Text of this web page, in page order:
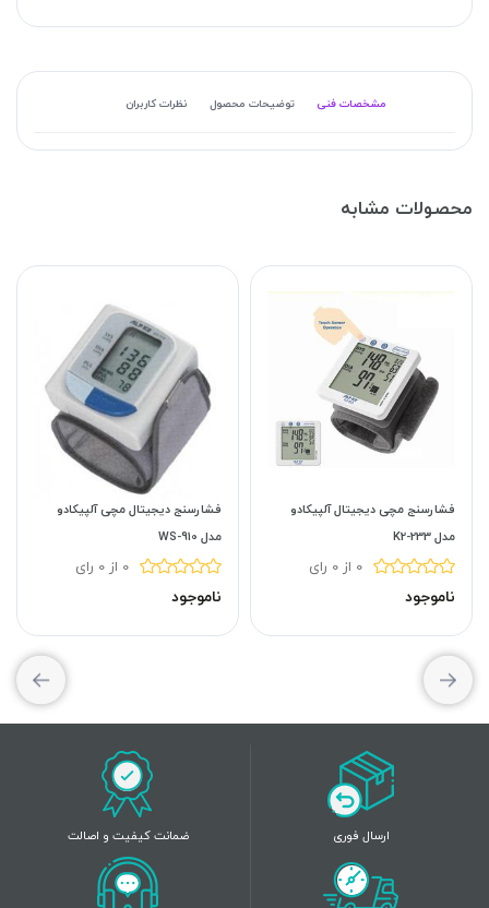
مشخصات فنی توضیحات محصول نظرات کاربران
محصولات مشابه
فشارسنج مچی دیجیتال آلپیکادو
مدل K2-233
0 از 0 رای
ناموجود
فشارسنج دیجیتال مچی آلپیکادو
مدل WS-910
0 از 0 رای
ناموجود
ارسال فوری ضمانت کیفیت و اصالت